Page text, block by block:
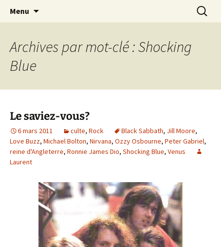
Laurent Rieppi
Journaliste musical · Historien du rock ·
Conférencier
Menu
Archives par mot-clé : Shocking
Blue
Le saviez-vous?
6 mars 2011 culte, Rock Black Sabbath, Jill Moore,
Love Buzz, Michael Bolton, Nirvana, Ozzy Osbourne, Peter Gabriel,
reine d'Angleterre, Ronnie James Dio, Shocking Blue, Venus
Laurent